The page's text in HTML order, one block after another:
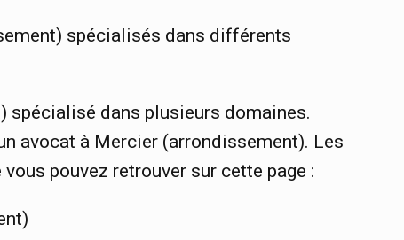
spécialisés dans différents
spécialisé dans plusieurs domaines.
avocat à Mercier (arrondissement). Les
pouvez retrouver sur cette page :